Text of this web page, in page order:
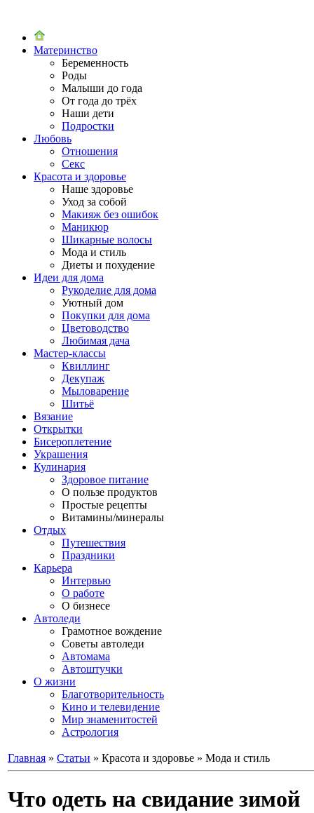
Материнство
Беременность
Роды
Малыши до года
От года до трёх
Наши дети
Подростки
Любовь
Отношения
Секс
Красота и здоровье
Наше здоровье
Уход за собой
Макияж без ошибок
Маникюр
Шикарные волосы
Мода и стиль
Диеты и похудение
Идеи для дома
Рукоделие для дома
Уютный дом
Покупки для дома
Цветоводство
Любимая дача
Мастер-классы
Квиллинг
Декупаж
Мыловарение
Шитьё
Вязание
Открытки
Бисероплетение
Украшения
Кулинария
Здоровое питание
О пользе продуктов
Простые рецепты
Витамины/минералы
Отдых
Путешествия
Праздники
Карьера
Интервью
О работе
О бизнесе
Автоледи
Грамотное вождение
Советы автоледи
Автомама
Автоштучки
О жизни
Благотворительность
Кино и телевидение
Мир знаменитостей
Астрология
Главная » Статьи » Красота и здоровье » Мода и стиль
Что одеть на свидание зимой